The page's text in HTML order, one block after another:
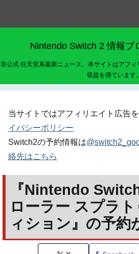
Nintendo Switch 2 情報ブ
非公式 任天堂系最新ニュース。本サイトはアフ
収益を得ています。
当サイトではアフィリエイト広告
イバシーポリシー
Switch2の予約情報は
絡先はこちら
『Nintendo
ローラー スプラ
ィション』の予約